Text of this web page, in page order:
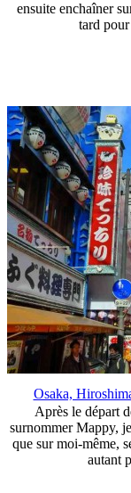
ensuite enchaîner
tard
Osaka,
Après le départ
surnommer Mappy,
que sur moi-même,
autant